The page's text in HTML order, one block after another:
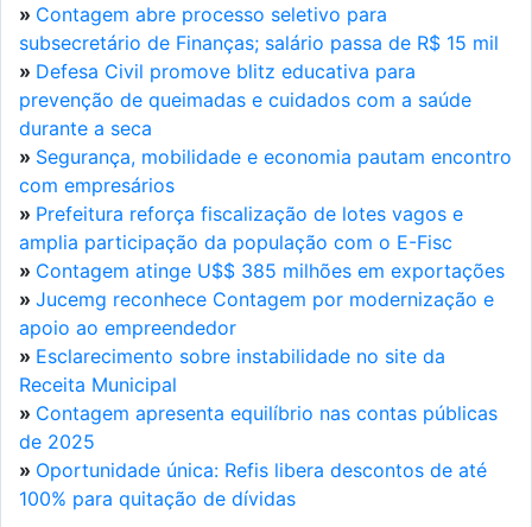
» Contagem abre processo seletivo para
subsecretário de Finanças; salário passa de R$ 15 mil
» Defesa Civil promove blitz educativa para
prevenção de queimadas e cuidados com a saúde
durante a seca
» Segurança, mobilidade e economia pautam encontro
com empresários
» Prefeitura reforça fiscalização de lotes vagos e
amplia participação da população com o E-Fisc
» Contagem atinge U$$ 385 milhões em exportações
» Jucemg reconhece Contagem por modernização e
apoio ao empreendedor
» Esclarecimento sobre instabilidade no site da
Receita Municipal
» Contagem apresenta equilíbrio nas contas públicas
de 2025
» Oportunidade única: Refis libera descontos de até
100% para quitação de dívidas